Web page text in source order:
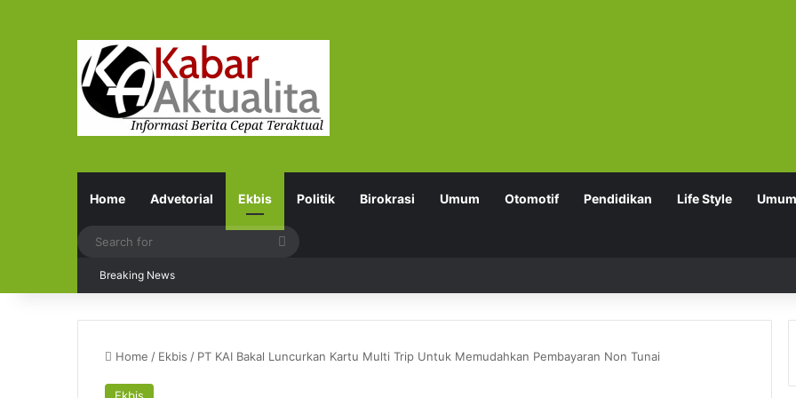
Home Advetorial Ekbis Politik Birokrasi Umum Otomotif Pendidikan Life Style Umum
Breaking News
Home / Ekbis / PT KAI Bakal Luncurkan Kartu Multi Trip Untuk Memudahkan Pembayaran Non Tunai